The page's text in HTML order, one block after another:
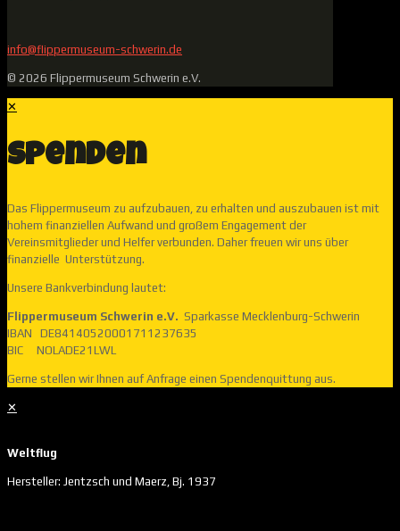
info@flippermuseum-schwerin.de
© 2026 Flippermuseum Schwerin e.V.
✕
Spenden
Das Flippermuseum zu aufzubauen, zu erhalten und auszubauen ist mit
hohem finanziellen Aufwand und großem Engagement der
Vereinsmitglieder und Helfer verbunden. Daher freuen wir uns über
finanzielle Unterstützung.
Unsere Bankverbindung lautet:
Flippermuseum Schwerin e.V. Sparkasse Mecklenburg-Schwerin
IBAN DE84140520001711237635
BIC NOLADE21LWL
Gerne stellen wir Ihnen auf Anfrage einen Spendenquittung aus.
✕
Weltflug
Hersteller: Jentzsch und Maerz, Bj. 1937